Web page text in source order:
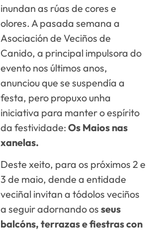
inundan as rúas de cores e
olores. A pasada semana a
Asociación de Veciños de
Canido, a principal impulsora do
evento nos últimos anos,
anunciou que se suspendía a
festa, pero propuxo unha
iniciativa para manter o espírito
da festividade:Os Maios nas
xanelas.
Deste xeito, para os próximos 2 e
3 de maio, dende a entidade
veciñal invitan a tódolos veciños
a seguir adornando osseus
balcóns, terrazas e fiestras con